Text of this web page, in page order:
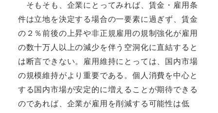
そもそも、企業にとってみれば、賃金・雇用条
件は立地を決定する場合の一要素に過ぎず、賃金
の２％前後の上昇や非正規雇用の規制強化が雇用
の数十万人以上の減少を伴う空洞化に直結すると
は断言できない。雇用維持にとっては、国内市場
の規模維持がより重要である。個人消費を中心と
する国内市場が安定的に増えることが期待できる
のであれば、企業が雇用を削減する可能性は低